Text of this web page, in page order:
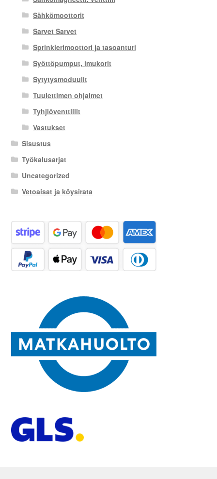
Sähkömoottorit
Sarvet Sarvet
Sprinklerimoottori ja tasoanturi
Syöttöpumput, imukorit
Sytytysmoduulit
Tuulettimen ohjaimet
Tyhjiöventtiilit
Vastukset
Sisustus
Työkalusarjat
Uncategorized
Vetoaisat ja köysirata